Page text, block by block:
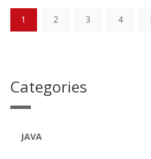
はGithubにて できること：
るソースフォーマッタ コー
る(チェックスタイル) シンプ
1 2 3 4
Categories
JAVA